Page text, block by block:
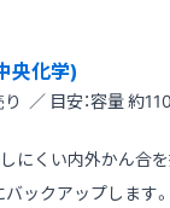
央化学)
／ 目安：容量 約
にくい内外かん合
ックアップします。